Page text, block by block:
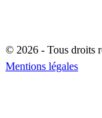
© 2026 - Tous droits
Mentions légales